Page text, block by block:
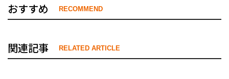
おすすめ RECOMMEND
関連記事 RELATED ARTICLE